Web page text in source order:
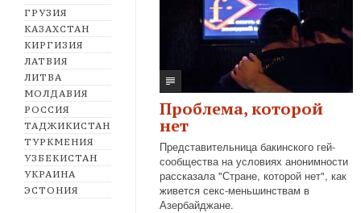
ГРУЗИЯ
КАЗАХСТАН
КИРГИЗИЯ
ЛАТВИЯ
ЛИТВА
МОЛДАВИЯ
РОССИЯ
ТАДЖИКИСТАН
ТУРКМЕНИЯ
УЗБЕКИСТАН
УКРАИНА
ЭСТОНИЯ
Проблема, которой
нет
Представительница бакинского гей-
сообщества на условиях анонимности
рассказала "Стране, которой нет", как
живется секс-меньшинствам в
Азербайджане.